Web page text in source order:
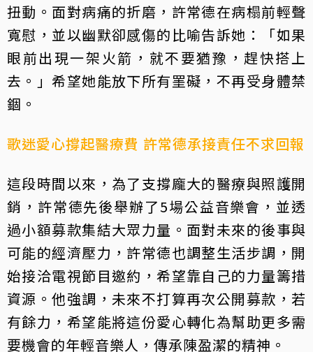
扭動。面對病痛的折磨，許常德在病榻前輕聲
寬慰，並以幽默卻感傷的比喻告訴她：「如果
眼前出現一架火箭，就不要猶豫，趕快搭上
去。」希望她能放下所有罣礙，不再受身體禁
錮。
歌迷愛心撐起醫療費 許常德承接責任不求回報
這段時間以來，為了支撐龐大的醫療與照護開
銷，許常德先後舉辦了5場公益音樂會，並透
過小額募款集結大眾力量。面對未來的後事與
可能的經濟壓力，許常德也調整生活步調，開
始接洽電視節目邀約，希望靠自己的力量籌措
資源。他強調，未來不打算再次公開募款，若
有餘力，希望能將這份愛心轉化為幫助更多需
要機會的年輕音樂人，傳承陳盈潔的精神。